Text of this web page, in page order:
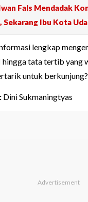
Fals Mendadak
Sekarang Ibu Kota
lengkap
hingga tata tertib yang
untuk berkunjung?
Dini Sukmaningtyas